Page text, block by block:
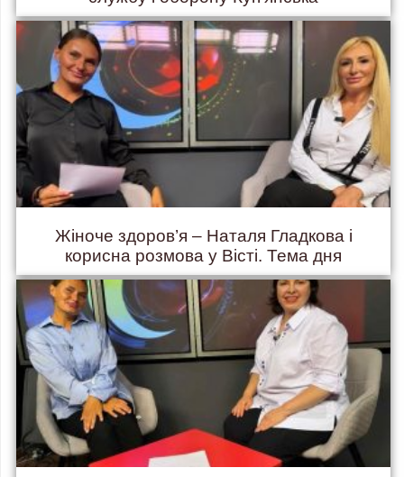
Жіноче здоров’я – Наталя Гладкова і
корисна розмова у Вісті. Тема дня